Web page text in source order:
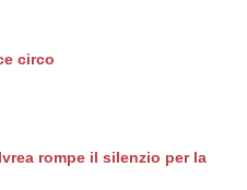
circo
rompe il silenzio per la